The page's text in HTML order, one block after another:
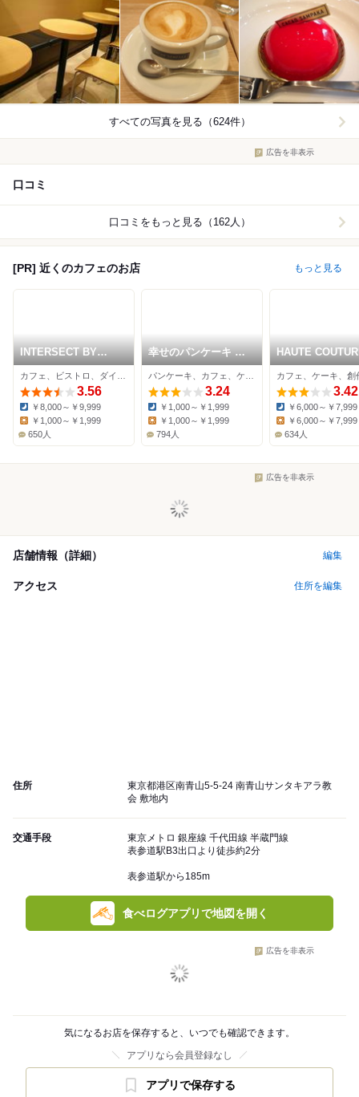
すべての写真を見る（624件）
広告を非表示
口コミ
口コミをもっと見る（162人）
[PR] 近くのカフェのお店 もっと見る
INTERSECT BY
LEXUS
3.56
Dinner:
￥8,000～￥9,999
￥1,000～￥1,999
650人
幸せのパンケーキ 表
参道店
3.24
Dinner:
￥1,000～￥1,999
￥1,000～￥1,999
794人
HAUTE
CAFE
OMOTESANDO
カフェ、ケーキ、創
3.42
Dinner:
￥6,000～￥7,999
￥6,000～￥7,999
634人
広告を非表示
店舗情報（詳細） 編集
アクセス 住所を編集
住所
東京都港区南青山5-5-24 南青山サンタキアラ教
会 敷地内
交通手段
東京メトロ 銀座線 千代田線 半蔵門線
表参道駅B3出口より徒歩約2分
表参道駅から185m
食べログアプリで地図を開く
広告を非表示
気になるお店を保存すると、いつでも確認できます。
アプリなら会員登録なし
アプリで保存する